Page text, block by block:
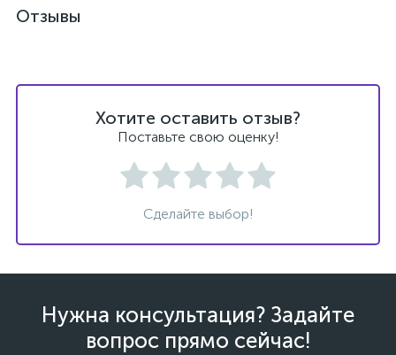
Отзывы
Хотите оставить отзыв?
Поставьте свою оценку!
Сделайте выбор!
Нужна консультация? Задайте
вопрос прямо сейчас!